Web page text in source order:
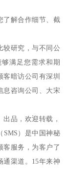
了解合作细节、截
较研究，与不同公
满足您需求和期
暗访公司有深圳
息咨询公司、大宋
品，欢迎转载，
SMS）是中国神秘
客服务，为客户了
通渠道。15年来神